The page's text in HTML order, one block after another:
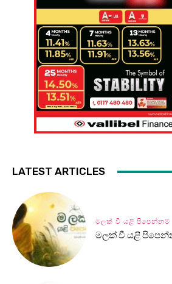
LATEST ARTICLES
මලක් වී යළි පිපෙන්නම්
මලක් වී යළි